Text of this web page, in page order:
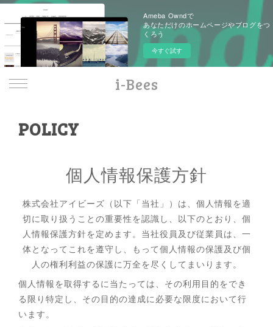
Ameba Owndで
あなただけのホームページやブログをつ
くろう
今すぐ試す
i-Bees
POLICY
個人情報保護方針
株式会社アイビーズ（以下「当社」）は、個人情報を適
切に取り扱うことの重要性を認識し、以下のとおり、個
人情報保護方針を定めます。当社役員及び従業員は、一
体となってこれを遵守し、もって個人情報の保護及び個
人の権利利益の保護に万全を尽くしてまいります。
個人情報を取得するに当たっては、その利用目的をでき
る限り特定し、その目的の達成に必要な限度において行
います。